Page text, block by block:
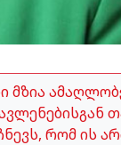
მზია
რომ ის